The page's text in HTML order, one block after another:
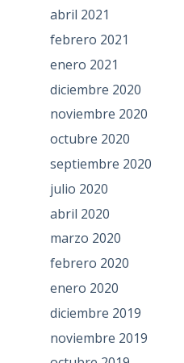
abril 2021
febrero 2021
enero 2021
diciembre 2020
noviembre 2020
octubre 2020
septiembre 2020
julio 2020
abril 2020
marzo 2020
febrero 2020
enero 2020
diciembre 2019
noviembre 2019